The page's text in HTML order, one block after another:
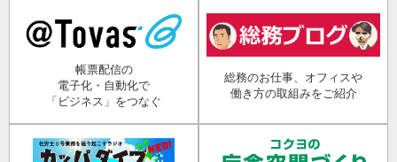
帳票配信の
電子化・自動化で
「ビジネス」をつなぐ
総務のお仕事、オフィスや
働き方の取組みをご紹介